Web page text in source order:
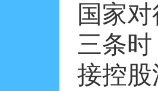
国家
三条
接控